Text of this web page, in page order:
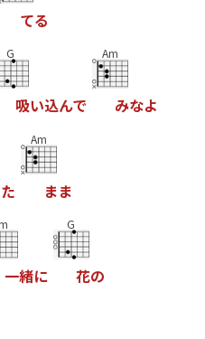
てる
G
吸い込んで
Am
みなよ
た
Am
まま
一緒に
G
花の